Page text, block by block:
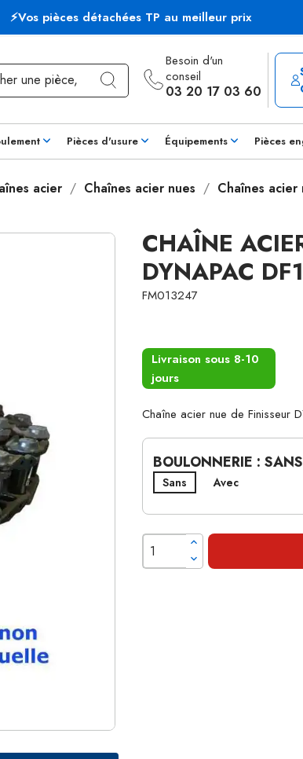
⚡Vos pièces détachées TP au meilleur prix
Besoin d'un
conseil
03 20 17 03 60
Pièces d'usure Équipements Pièces
acier Chaînes acier nues Chaînes
CHAÎNE
DYNAPAC
FM013247
Livraison sous 8-10
jours
Chaîne acier nue de Finisseur
BOULONNERIE : SANS
Sans Avec